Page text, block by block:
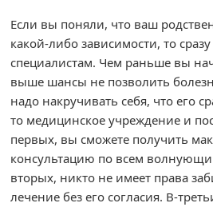
Если вы поняли, что ваш
какой-либо зависимости, то
специалистам. Чем раньше вы
выше шансы не позволить
надо накручивать себя, что его
то медицинское учреждение и
первых, вы сможете получить
консультацию по всем
вторых, никто не имеет права
лечение без его согласия. В-